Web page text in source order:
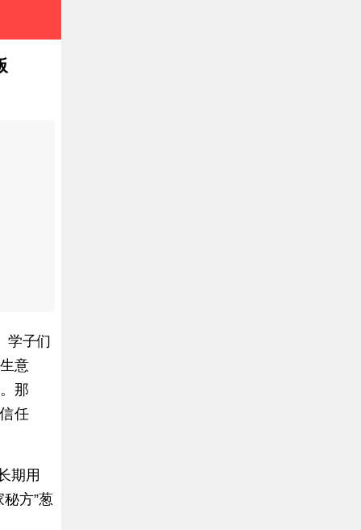
学子们
意
那
任
期用
方”葱